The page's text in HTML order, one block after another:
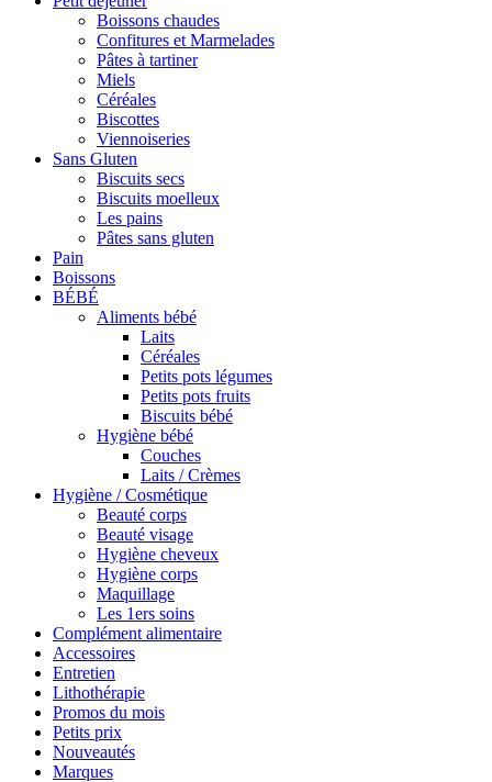
Boissons chaudes
Confitures et Marmelades
Pâtes à tartiner
Miels
Céréales
Biscottes
Viennoiseries
Sans Gluten
Biscuits secs
Biscuits moelleux
Les pains
Pâtes sans gluten
Pain
Boissons
BÉBÉ
Aliments bébé
Laits
Céréales
Petits pots légumes
Petits pots fruits
Biscuits bébé
Hygiène bébé
Couches
Laits / Crèmes
Hygiène / Cosmétique
Beauté corps
Beauté visage
Hygiène cheveux
Hygiène corps
Maquillage
Les 1ers soins
Complément alimentaire
Accessoires
Entretien
Lithothérapie
Promos du mois
Petits prix
Nouveautés
Marques